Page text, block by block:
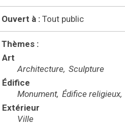
Ouvert à : Tout public
Thèmes :
Art
Architecture Sculpture
Édifice
Monument Édifice religieux
Extérieur
Ville